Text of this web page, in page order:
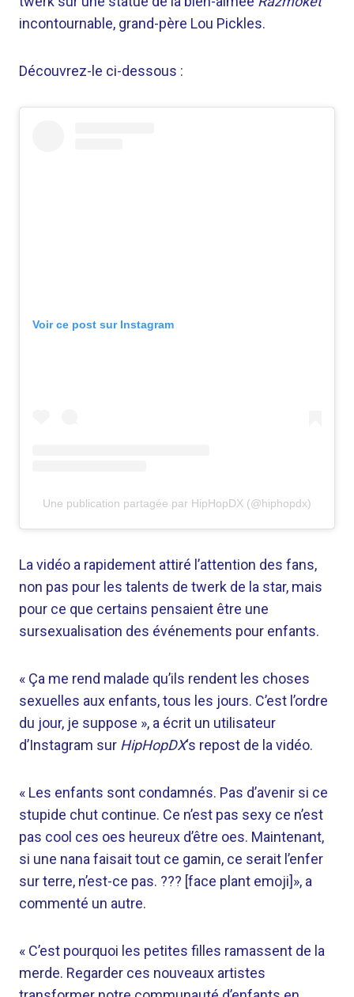
incontournable, grand-père Lou Pickles.
Découvrez-le ci-dessous :
Voir ce post sur Instagram
Une publication partagée par HipHopDX (@hiphopdx)
La vidéo a rapidement attiré l’attention des fans,
non pas pour les talents de twerk de la star, mais
pour ce que certains pensaient être une
sursexualisation des événements pour enfants.
« Ça me rend malade qu’ils rendent les choses
sexuelles aux enfants, tous les jours. C’est l’ordre
du jour, je suppose », a écrit un utilisateur
d’Instagram sur HipHopDX‘s repost de la vidéo.
« Les enfants sont condamnés. Pas d’avenir si ce
stupide chut continue. Ce n’est pas sexy ce n’est
pas cool ces oes heureux d’être oes. Maintenant,
si une nana faisait tout ce gamin, ce serait l’enfer
sur terre, n’est-ce pas. ??? [face plant emoji]», a
commenté un autre.
« C’est pourquoi les petites filles ramassent de la
merde. Regarder ces nouveaux artistes